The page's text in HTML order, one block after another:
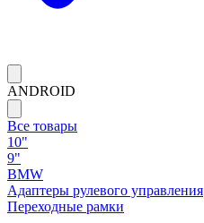
ANDROID
Все товары
10"
9"
BMW
Адаптеры рулевого управления
Переходные рамки